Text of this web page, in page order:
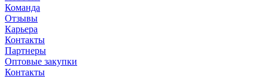
Команда
Отзывы
Карьера
Контакты
Партнеры
Оптовые закупки
Контакты